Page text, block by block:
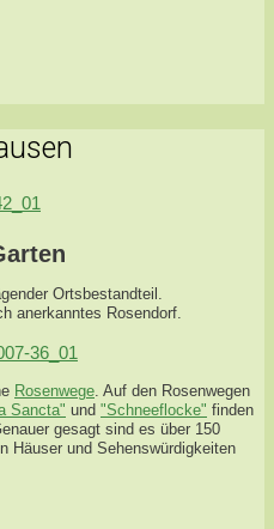
Ortsbestandteil.
anerkanntes Rosendorf.
Rosenwege. Auf den Rosenwegen
Sancta" und "Schneeflocke" finden
gesagt sind es über 150
Häuser und Sehenswürdigkeiten